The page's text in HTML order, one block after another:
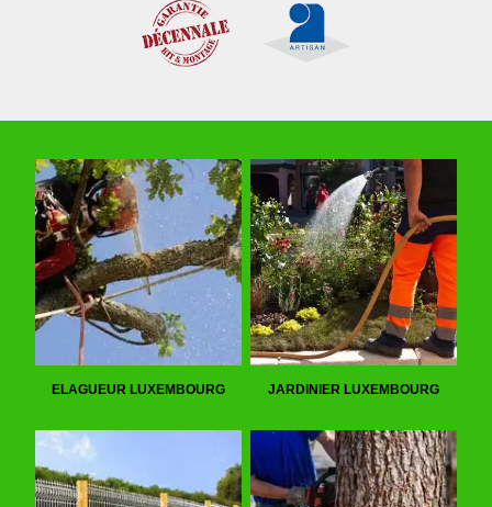
ELAGUEUR LUXEMBOURG JARDINIER LUXEMBOURG